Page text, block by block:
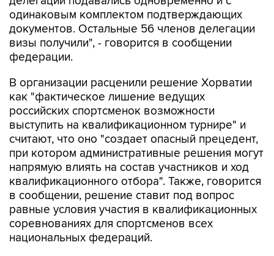
одинаковым комплектом подтверждающих
документов. Остальные 56 членов делегации
визы получили", - говорится в сообщении
федерации.
В организации расценили решение Хорватии
как "фактическое лишение ведущих
российских спортсменок возможности
выступить на квалификационном турнире" и
считают, что оно "создает опасный прецедент,
при котором административные решения могут
напрямую влиять на состав участников и ход
квалификационного отбора". Также, говорится
в сообщении, решение ставит под вопрос
равные условия участия в квалификационных
соревнованиях для спортсменов всех
национальных федераций.